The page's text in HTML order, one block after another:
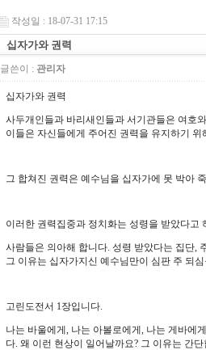
작성일 : 18-07-31 17:15
십자가와 권력
글쓴이 : 관리자
십자가와 권력
사두개인들과 바리새인들과 서기관들은 여호
이들은 자신들에게 주어진 권력을 유지하기
그 합쳐진 권력은 예수님을 십자가에 못 박아
이러한 권력집중과 정치화는 성령을 받았다고
사람들은 의아해 합니다. 성령 받았다는 집단,
그 이유는 십자가지신 예수님만이 심판 주 되
고린도전서 1장입니다.
나는 바울에게 , 나는 아볼로에게 , 나는 게바에게
다. 왜 이런 현상이 일어날까요? 그 이유는 간